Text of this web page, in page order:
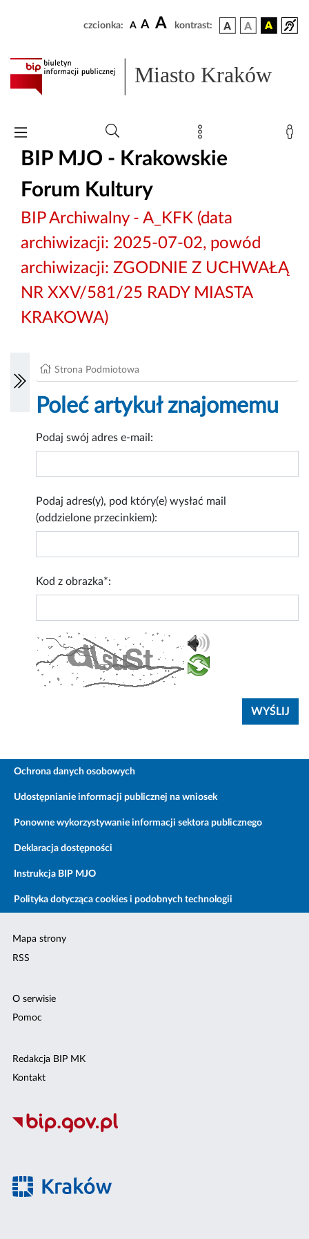
czcionka: A A A kontrast:
Miasto Kraków
BIP MJO - Krakowskie
Forum Kultury
BIP Archiwalny - A_KFK (data
archiwizacji: 2025-07-02, powód
archiwizacji: ZGODNIE Z UCHWAŁĄ
NR XXV/581/25 RADY MIASTA
KRAKOWA)
Strona Podmiotowa
Poleć artykuł znajomemu
Podaj swój adres e-mail:
Podaj adres(y), pod który(e) wysłać mail
(oddzielone przecinkiem):
Kod z obrazka*:
Ochrona danych osobowych
Udostępnianie informacji publicznej na wniosek
Ponowne wykorzystywanie informacji sektora publicznego
Deklaracja dostępności
Instrukcja BIP MJO
Polityka dotycząca cookies i podobnych technologii
Mapa strony
RSS
O serwisie
Pomoc
Redakcja BIP MK
Kontakt